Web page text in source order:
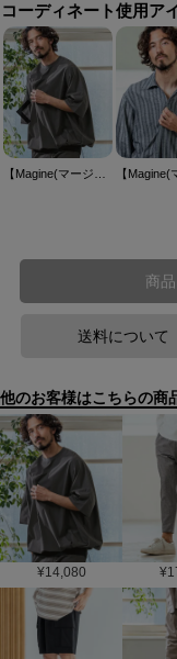
コーディネート使用ア
商
送料について
他のお客様はこちらの商
¥14,080 ¥